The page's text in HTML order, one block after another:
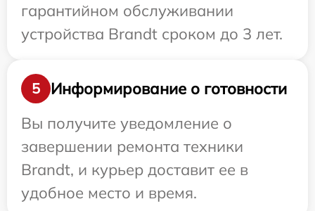
гарантийном обслуживании
устройства Brandt сроком до 3 лет.
5
Информирование о готовности
Вы получите уведомление о
завершении ремонта техники
Brandt, и курьер доставит ее в
удобное место и время.